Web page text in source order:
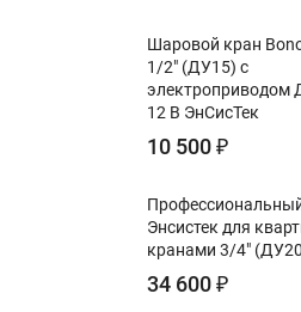
Защитите свой дом от потопа –
Шаровой кран
1/2" (ДУ15) с
электроприводом
12 В ЭнСисТек
10 500₽
Энсистек для
кранами 3/4"
34 600₽